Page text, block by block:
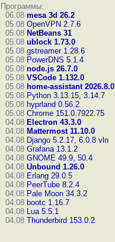
Программы:
06.08 mesa 3d 26.2
05.08 OpenVPN 2.7.6
05.08 NetBeans 31
05.08 ublock 1.73.0
05.08 gstreamer 1.28.6
05.08 PowerDNS 5.1.4
05.08 node.js 26.7.0
05.08 VSCode 1.132.0
05.08 home-assistant 2026.8.0
05.08 Python 3.13.15, 3.14.7
05.08 hyprland 0.56.2
05.08 Chrome 151.0.7922.75
04.08 Electron 43.3.0
04.08 Mattermost 11.10.0
04.08 Django 5.2.17, 6.0.8 vln
04.08 Grafana 13.1.2
04.08 GNOME 49.9, 50.4
04.08 Unbound 1.26.0
04.08 Erlang 29.0.5
04.08 PeerTube 8.2.4
04.08 Pale Moon 34.3.2
04.08 bootc 1.16.7
04.08 Lua 5.5.1
04.08 Thunderbird 153.0.2